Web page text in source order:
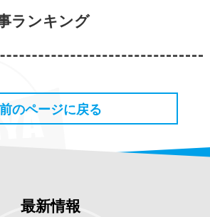
ランキング
前のページに戻る
最新情報